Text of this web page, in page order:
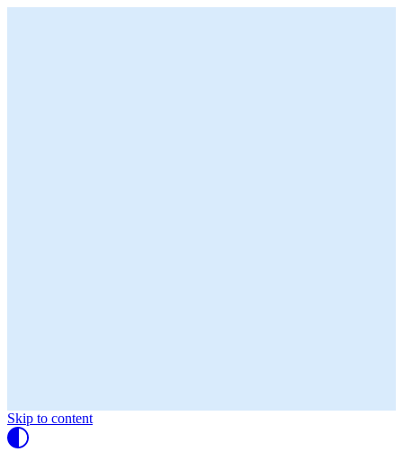
Skip to content